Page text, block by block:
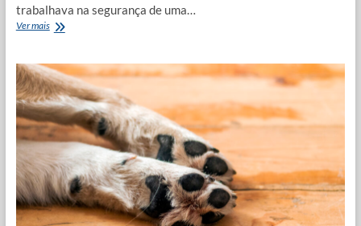
trabalhava na segurança de uma…
Ver maisVigilante
a
tiros
durante
trabalho
em
obra
no
bairro
de
Gramame